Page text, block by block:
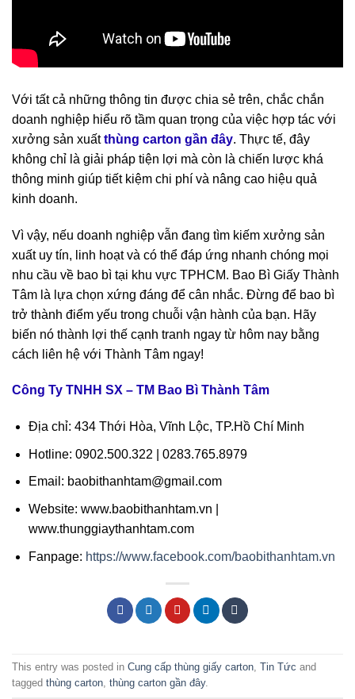
Với tất cả những thông tin được chia sẻ trên, chắc chắn
doanh nghiệp hiểu rõ tầm quan trọng của việc hợp tác với
xưởng sản xuấtthùng carton gần đây. Thực tế, đây
không chỉ là giải pháp tiện lợi mà còn là chiến lược khá
thông minh giúp tiết kiệm chi phí và nâng cao hiệu quả
kinh doanh.
Vì vậy, nếu doanh nghiệp vẫn đang tìm kiếm xưởng sản
xuất uy tín, linh hoạt và có thể đáp ứng nhanh chóng mọi
nhu cầu về bao bì tại khu vực TPHCM. Bao Bì Giấy Thành
Tâm là lựa chọn xứng đáng để cân nhắc. Đừng để bao bì
trở thành điểm yếu trong chuỗi vận hành của bạn. Hãy
biến nó thành lợi thế cạnh tranh ngay từ hôm nay bằng
cách liên hệ với Thành Tâm ngay!
Công Ty TNHH SX – TM Bao Bì Thành Tâm
Địa chỉ: 434 Thới Hòa, Vĩnh Lộc, TP.Hồ Chí Minh
Hotline: 0902.500.322 | 0283.765.8979
Email: baobithanhtam@gmail.com
Website: www.baobithanhtam.vn |
www.thunggiaythanhtam.com
Fanpage: https://www.facebook.com/baobithanhtam.vn
This entry was posted in Cung cấp thùng giấy carton Tin Tức and
tagged thùng carton thùng carton gần đây.